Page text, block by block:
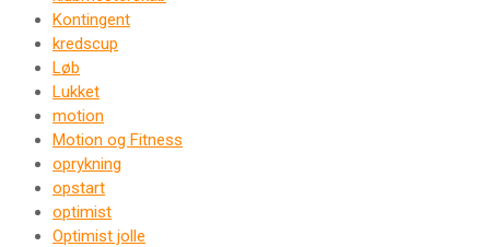
Kontingent
kredscup
Løb
Lukket
motion
Motion og Fitness
oprykning
opstart
optimist
Optimist jolle